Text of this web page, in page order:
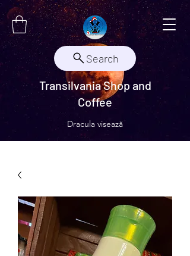
Search
Transilvania Shop and
Coffee
Dracula visează